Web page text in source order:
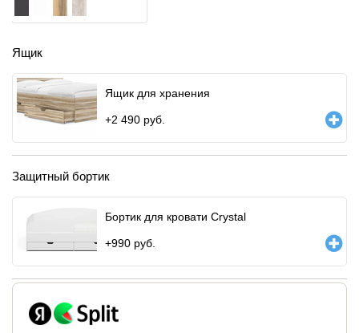
Ящик
Ящик для хранения
+2 490 руб.
Защитный бортик
Бортик для кровати Crystal
+990 руб.